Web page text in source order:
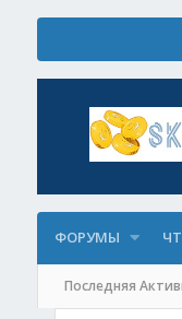
ФОРУМЫ
Последняя